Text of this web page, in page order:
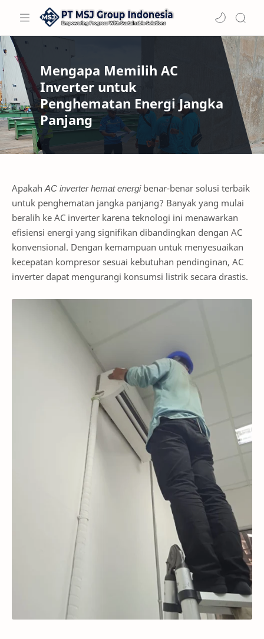
Mengapa Memilih AC
Inverter untuk
Penghematan Energi Jangka
Panjang
Apakah AC inverter hemat energibenar-benar solusi terbaik
untuk penghematan jangka panjang? Banyak yang mulai
beralih ke AC inverter karena teknologi ini menawarkan
efisiensi energi yang signifikan dibandingkan dengan AC
konvensional. Dengan kemampuan untuk menyesuaikan
kecepatan kompresor sesuai kebutuhan pendinginan, AC
inverter dapat mengurangi konsumsi listrik secara drastis.